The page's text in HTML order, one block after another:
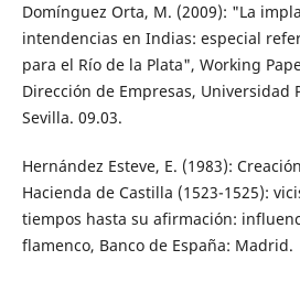
Domínguez Orta, M. (2009): "La
intendencias en Indias: especial
para el Río de la Plata", Working
Dirección de Empresas, Universidad
Sevilla. 09.03.
Hernández Esteve, E. (1983):
Hacienda de Castilla (1523-1525):
tiempos hasta su afirmación:
flamenco, Banco de España: Madrid.